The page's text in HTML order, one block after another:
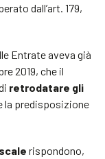
dall’art. 179,
Entrate aveva già
2019, che il
retrodatare gli
la predisposizione
rispondono,